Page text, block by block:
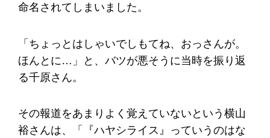
命名されてしまいました。
「ちょっとはしゃいでしもてね、おっさんが。
ほんとに…」と、バツが悪そうに当時を振り返
る千原さん。
その報道をあまりよく覚えていないという横山
裕さんは、「『ハヤシライス』っていうのはな